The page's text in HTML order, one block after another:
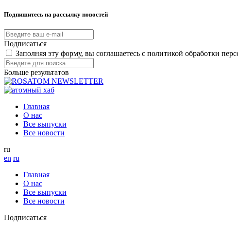
Подпишитесь на рассылку новостей
Подписаться
Заполняя эту форму, вы соглашаетесь с политикой обработки
Больше результатов
Главная
О нас
Все выпуски
Все новости
ru
en ru
Главная
О нас
Все выпуски
Все новости
Подписаться